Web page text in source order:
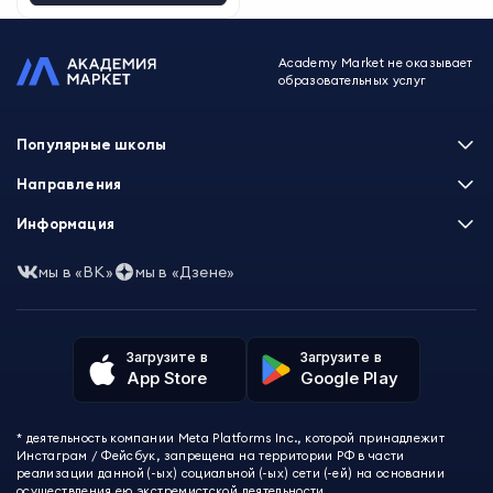
Academy Market не оказывает
образовательных услуг
Загрузите в
App Store
Загрузите в
Google Play
* деятельность компании Meta Platforms Inc., которой принадлежит
Инстаграм / Фейсбук, запрещена на территории РФ в части
реализации данной (-ых) социальной (-ых) сети (-ей) на основании
Популярные школы
Skillbox
XYZ School
Skillfactory
Talentsy
ProductStar
Бруноям
EDPRO
Направления
Программирование
Маркетинг
Аналитика
Другие профессии
Красота и здоровье
Для детей и подростков
Психология
Информация
Часто задаваемые вопросы
Пользовательское соглашение
Политика обработки данных
Избранные курсы
Акции и скидки
О проекте
Контакты
мы в «ВК» мы в «Дзене»